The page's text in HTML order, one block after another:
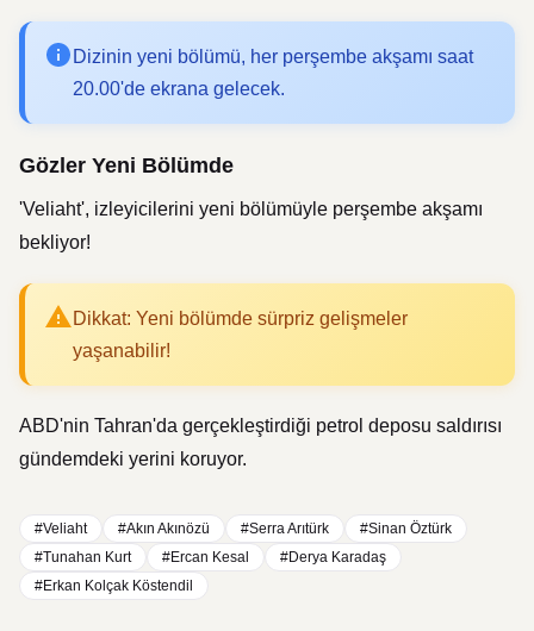
Dizinin yeni bölümü, her perşembe akşamı saat
20.00'de ekrana gelecek.
Gözler Yeni Bölümde
'Veliaht', izleyicilerini yeni bölümüyle perşembe akşamı
bekliyor!
Dikkat: Yeni bölümde sürpriz gelişmeler
yaşanabilir!
ABD'nin Tahran'da gerçekleştirdiği petrol deposu saldırısı
gündemdeki yerini koruyor.
#Veliaht #Akın Akınözü #Serra Arıtürk
#Sinan Öztürk
#Tunahan Kurt
#Ercan Kesal
#Derya Karadaş
#Erkan Kolçak Köstendil